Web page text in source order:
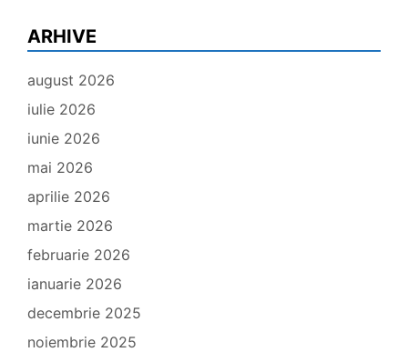
ARHIVE
august 2026
iulie 2026
iunie 2026
mai 2026
aprilie 2026
martie 2026
februarie 2026
ianuarie 2026
decembrie 2025
noiembrie 2025